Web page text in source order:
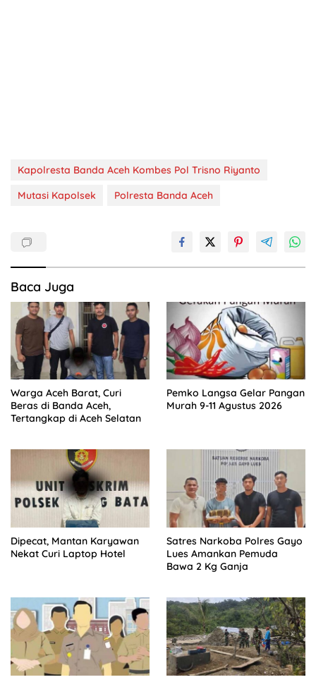
Kapolresta Banda Aceh Kombes Pol Trisno Riyanto
Mutasi Kapolsek
Polresta Banda Aceh
Baca Juga
Warga Aceh Barat, Curi
Beras di Banda Aceh,
Tertangkap di Aceh Selatan
Pemko Langsa Gelar Pangan
Murah 9-11 Agustus 2026
Dipecat, Mantan Karyawan
Nekat Curi Laptop Hotel
Satres Narkoba Polres Gayo
Lues Amankan Pemuda
Bawa 2 Kg Ganja